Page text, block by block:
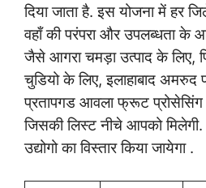
दिया जाता है. इस योजना में हर
वहाँ की परंपरा और उपलब्धता के
जैसे आगरा चमड़ा उत्पाद के लिए,
चुडियो के लिए, इलाहाबाद
प्रतापगड आवला फ्रूट प्रोसेसिंग
जिसकी लिस्ट नीचे आपको
उद्योगो का विस्तार किया जायेगा .